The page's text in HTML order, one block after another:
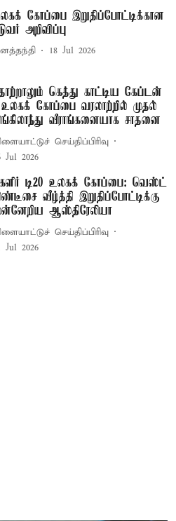
கோப்பை இறுதிப்போட்டிக்கான
அறிவிப்பு
18 Jul 2026
கெத்து காட்டிய கேப்டன்
கோப்பை வரலாற்றில் முதல்
வீராங்கனையாக சாதனை
செய்திப்பிரிவு
Jul 2026
டி20 உலகக் கோப்பை: வெஸ்ட்
வீழ்த்தி இறுதிப்போட்டிக்கு
ஆஸ்திரேலியா
செய்திப்பிரிவு
Jul 2026